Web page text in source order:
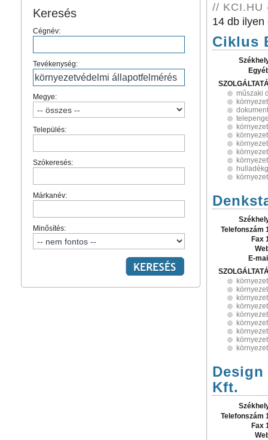
Keresés
Cégnév:
Tevékenység:
Megye:
Település:
Szókeresés:
Márkanév:
Minősítés:
// KCI.HU
14 db ilyen
Ciklus
műszaki
Telefonszám
Fax
E-
Design
Kft.
Telefonszám
Fax